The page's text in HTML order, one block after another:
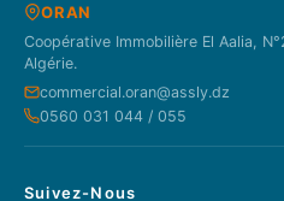
ORAN
Coopérative Immobilière El Aalia,
Algérie.
commercial.oran@assly.dz
0560 031 044 / 055
Suivez-Nous